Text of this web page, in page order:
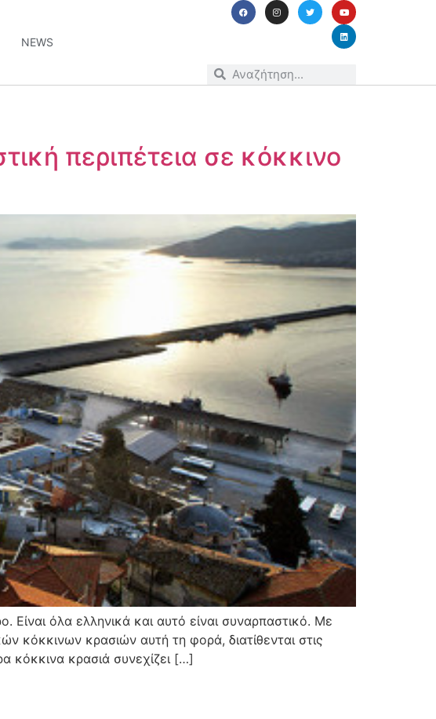
NEWS
περιπέτεια σε κόκκινο
Είναι όλα ελληνικά και αυτό είναι συναρπαστικό. Με
κόκκινων κρασιών αυτή τη φορά, διατίθενται στις
κόκκινα κρασιά συνεχίζει […]